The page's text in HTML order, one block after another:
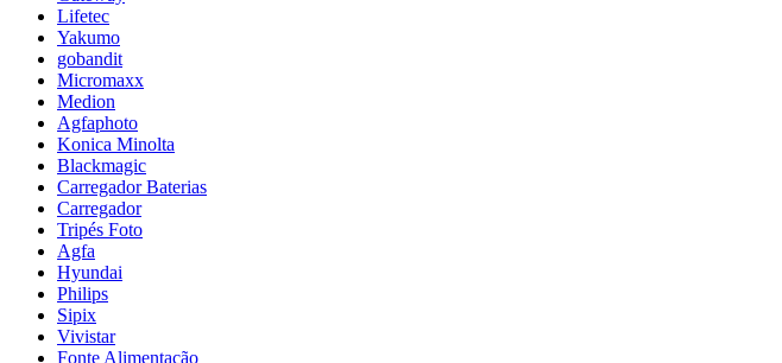
Lifetec
Yakumo
gobandit
Micromaxx
Medion
Agfaphoto
Konica Minolta
Blackmagic
Carregador Baterias
Carregador
Tripés Foto
Agfa
Hyundai
Philips
Sipix
Vivistar
Fonte Alimentação